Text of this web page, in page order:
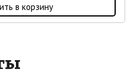
в корзину